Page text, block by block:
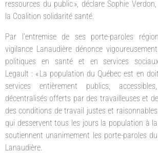
ressources du public », déclare Sophie
la Coalition solidarité santé.
Par l’entremise de ses porte-paroles
vigilance Lanaudière dénonce
politiques en santé et en services
Legault : « La population du Québec est en
services entièrement publics,
décentralisés offerts par des travailleuses et
des conditions de travail justes et
qui desservent tous les jours la population à
soutiennent unanimement les porte-paroles
Lanaudière.